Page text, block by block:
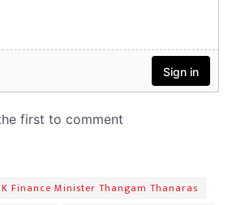
Finance Minister Thangam Thanaras